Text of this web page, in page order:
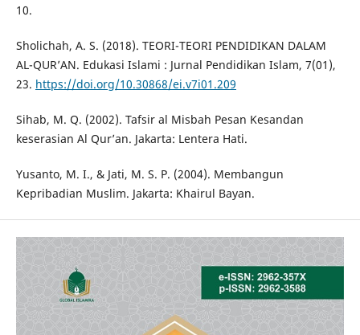
10.
Sholichah, A. S. (2018). TEORI-TEORI PENDIDIKAN DALAM
AL-QUR’AN. Edukasi Islami : Jurnal Pendidikan Islam, 7(01),
23. https://doi.org/10.30868/ei.v7i01.209
Sihab, M. Q. (2002). Tafsir al Misbah Pesan Kesandan
keserasian Al Qur’an. Jakarta: Lentera Hati.
Yusanto, M. I., & Jati, M. S. P. (2004). Membangun
Kepribadian Muslim. Jakarta: Khairul Bayan.